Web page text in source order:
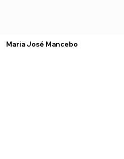
Maria José Mancebo